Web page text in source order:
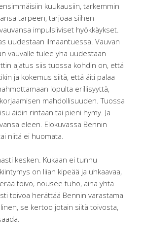
kuukausiin, tarkemmin
tarpeen, tarjoaa siihen
impulsiiviset hyökkäykset.
uudestaan ilmaantuessa. Vauvan
vauvalle tulee yhä uudestaan
ajatus siis tuossa kohdin on, että
ja kokemus siitä, että äiti palaa
lopulta erillisyyttä,
mahdollisuuden. Tuossa
äidin rintaan tai pieni hymy. Ja
eleen. Elokuvassa Bennin
niitä ei huomata.
kesken. Kukaan ei tunnu
on liian kipeää ja uhkaavaa,
toivo, nousee tuho, aina yhtä
toivoa herättää Bennin varastama
se kertoo jotain siitä toivosta,